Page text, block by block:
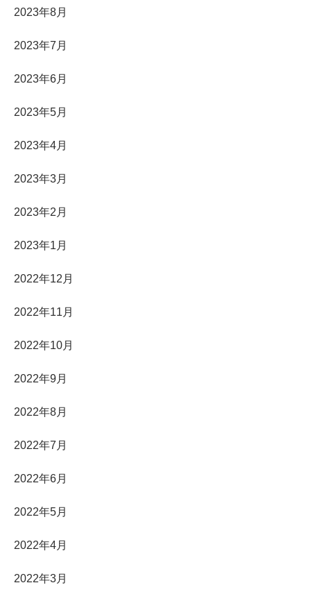
2023年8月
2023年7月
2023年6月
2023年5月
2023年4月
2023年3月
2023年2月
2023年1月
2022年12月
2022年11月
2022年10月
2022年9月
2022年8月
2022年7月
2022年6月
2022年5月
2022年4月
2022年3月